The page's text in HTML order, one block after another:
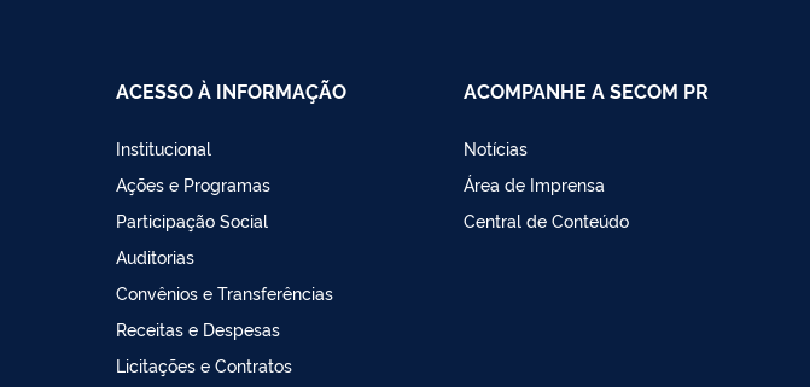
ACESSO À INFORMAÇÃO
Institucional
Ações e Programas
Participação Social
Auditorias
Convênios e Transferências
Receitas e Despesas
Licitações e Contratos
ACOMPANHE A SECOM PR
Notícias
Área de Imprensa
Central de Conteúdo